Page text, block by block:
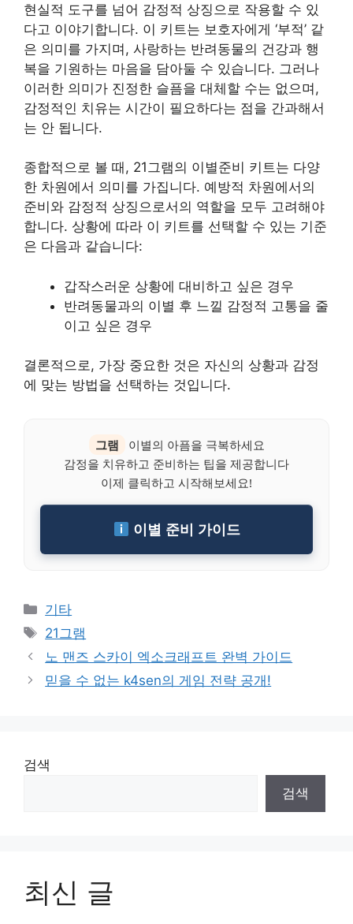
현실적 도구를 넘어 감정적 상징으로 작용할 수 있
다고 이야기합니다. 이 키트는 보호자에게 ‘부적’ 같
은 의미를 가지며, 사랑하는 반려동물의 건강과 행
복을 기원하는 마음을 담아둘 수 있습니다. 그러나
이러한 의미가 진정한 슬픔을 대체할 수는 없으며,
감정적인 치유는 시간이 필요하다는 점을 간과해서
는 안 됩니다.
종합적으로 볼 때, 21그램의 이별준비 키트는 다양
한 차원에서 의미를 가집니다. 예방적 차원에서의
준비와 감정적 상징으로서의 역할을 모두 고려해야
합니다. 상황에 따라 이 키트를 선택할 수 있는 기준
은 다음과 같습니다:
갑작스러운 상황에 대비하고 싶은 경우
반려동물과의 이별 후 느낄 감정적 고통을 줄
이고 싶은 경우
결론적으로, 가장 중요한 것은 자신의 상황과 감정
에 맞는 방법을 선택하는 것입니다.
그램
이별의 아픔을 극복하세요
감정을 치유하고 준비하는 팁을 제공합니다
이제 클릭하고 시작해보세요!
이별 준비 가이드
Categories
기타
Tags
21그램
노 맨즈 스카이 엑소크래프트 완벽 가이드
믿을 수 없는 k4sen의 게임 전략 공개!
검색
검색
최신 글